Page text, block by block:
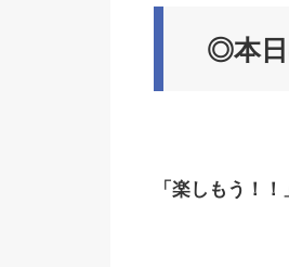
◎本日
「楽しもう！